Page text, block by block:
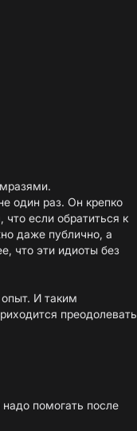
один раз. Он крепко
если обратиться к
даже публично, а
что эти идиоты без
И таким
преодолевать
помогать после